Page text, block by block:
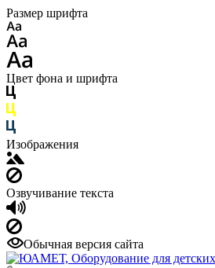
Размер шрифта
Цвет фона и шрифта
Изображения
Озвучивание текста
Обычная версия сайта